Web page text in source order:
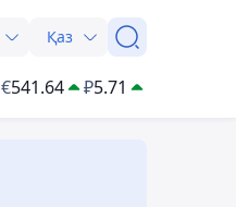
Қаз
€541.64 ₽5.71